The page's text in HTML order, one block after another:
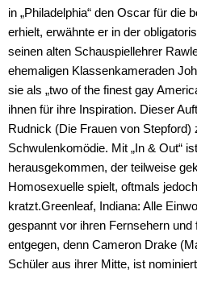
in „Philadelphia“ den Oscar für die
erhielt, erwähnte er in der
seinen alten Schauspiellehrer
ehemaligen Klassenkameraden
sie als „two of the finest gay
ihnen für ihre Inspiration. Dieser
Rudnick (Die Frauen von
Schwulenkomödie. Mit „In & Out“
herausgekommen, der teilweise
Homosexuelle spielt, oftmals
kratzt.Greenleaf, Indiana: Alle
gespannt vor ihren Fernsehern
entgegen, denn Cameron Drake
Schüler aus ihrer Mitte, ist